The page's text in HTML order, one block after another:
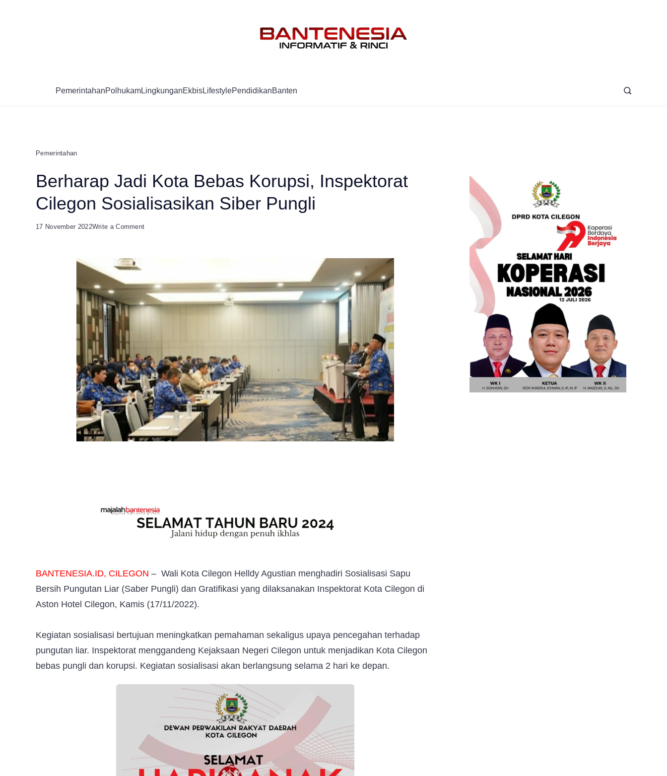
PemerintahanPolhukamLingkunganEkbisLifestylePendidikanBanten
Pemerintahan
Berharap Jadi Kota Bebas Korupsi, Inspektorat
Cilegon Sosialisasikan Siber Pungli
17 November 2022Write a Commenton
Bebas
Korupsi,
Siber
Pungli
BANTENESIA.ID, CILEGON – Wali Kota Cilegon Helldy Agustian menghadiri Sosialisasi Sapu
Bersih Pungutan Liar (Saber Pungli) dan Gratifikasi yang dilaksanakan Inspektorat Kota Cilegon di
Aston Hotel Cilegon, Kamis (17/11/2022).
Kegiatan sosialisasi bertujuan meningkatkan pemahaman sekaligus upaya pencegahan terhadap
pungutan liar. Inspektorat menggandeng Kejaksaan Negeri Cilegon untuk menjadikan Kota Cilegon
bebas pungli dan korupsi. Kegiatan sosialisasi akan berlangsung selama 2 hari ke depan.